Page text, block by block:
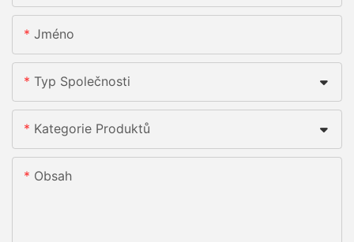
Jméno
Typ Společnosti
Kategorie Produktů
Obsah